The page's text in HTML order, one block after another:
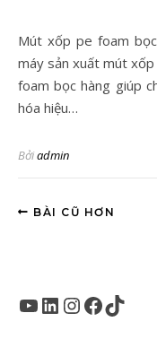
Mút xốp pe foam bọc hàng tại KCN VSIP Hải Phòng, Nhà
máy sản xuất mút
foam bọc hàng giúp
hóa hiệu…
Bởiadmin
BÀI CŨ HƠN
Youtube
LinkedIn
Instagram
Facebook
TikTok